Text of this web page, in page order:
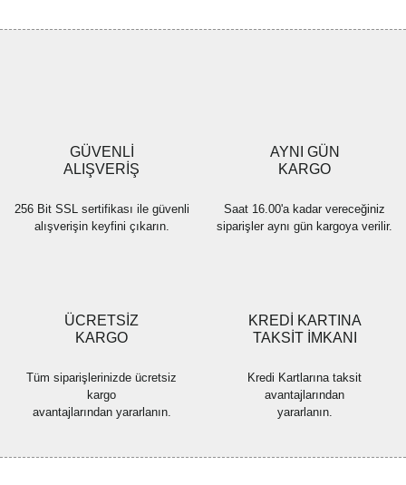
Ürün fiyatı diğer sitelerden daha pahalı.
Bu ürüne benzer farklı alternatifler olmalı.
GÜVENLİ
ALIŞVERİŞ
256 Bit SSL sertifikası ile güvenli
alışverişin keyfini çıkarın.
AYNI GÜN
KARGO
Saat 16.00'a kadar vereceğiniz
siparişler aynı gün kargoya verilir.
ÜCRETSİZ
KARGO
Tüm siparişlerinizde ücretsiz
kargo
avantajlarından yararlanın.
KREDİ KARTINA
TAKSİT İMKANI
Kredi Kartlarına taksit
avantajlarından
yararlanın.